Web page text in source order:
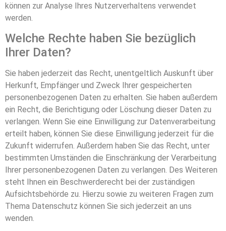
können zur Analyse Ihres Nutzerverhaltens verwendet
werden.
Welche Rechte haben Sie bezüglich
Ihrer Daten?
Sie haben jederzeit das Recht, unentgeltlich Auskunft über
Herkunft, Empfänger und Zweck Ihrer gespeicherten
personenbezogenen Daten zu erhalten. Sie haben außerdem
ein Recht, die Berichtigung oder Löschung dieser Daten zu
verlangen. Wenn Sie eine Einwilligung zur Datenverarbeitung
erteilt haben, können Sie diese Einwilligung jederzeit für die
Zukunft widerrufen. Außerdem haben Sie das Recht, unter
bestimmten Umständen die Einschränkung der Verarbeitung
Ihrer personenbezogenen Daten zu verlangen. Des Weiteren
steht Ihnen ein Beschwerderecht bei der zuständigen
Aufsichtsbehörde zu. Hierzu sowie zu weiteren Fragen zum
Thema Datenschutz können Sie sich jederzeit an uns
wenden.